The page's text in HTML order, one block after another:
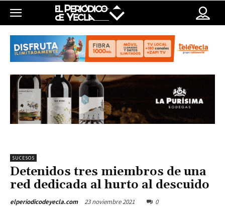
SUCESOS
Detenidos tres miembros de una
red dedicada al hurto al descuido
elperiodicodeyecla.com 23 noviembre 2021 0